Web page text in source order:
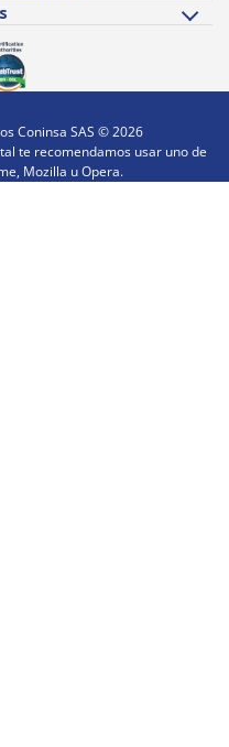
Coninsa SAS ©2026
te recomendamos usar uno de
Mozilla u Opera.